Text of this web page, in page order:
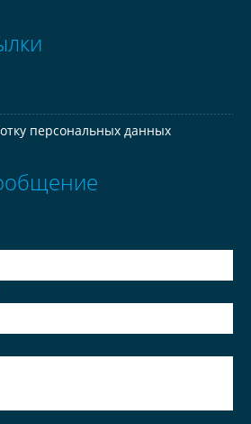
персональных данных